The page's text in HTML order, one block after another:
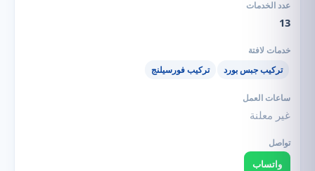
13
تركيب جبس بورد تركيب فورسيلنج
غير معلنة
واتساب